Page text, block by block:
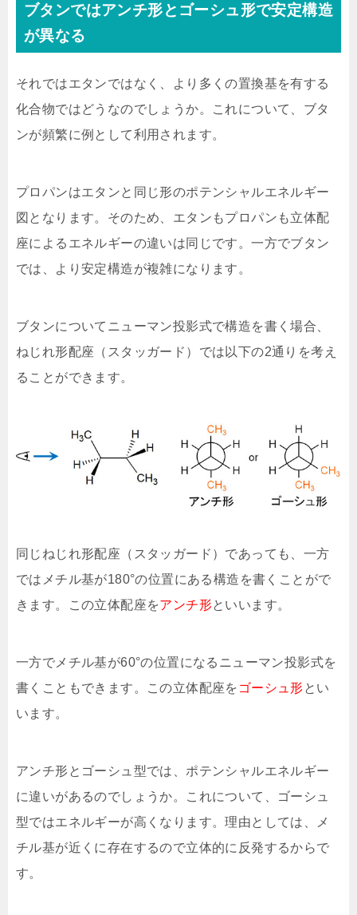
ブタンではアンチ形とゴーシュ形で安定構造
が異なる
それではエタンではなく、より多くの置換基を有する
化合物ではどうなのでしょうか。これについて、ブタ
ンが頻繁に例として利用されます。
プロパンはエタンと同じ形のポテンシャルエネルギー
図となります。そのため、エタンもプロパンも立体配
座によるエネルギーの違いは同じです。一方でブタン
では、より安定構造が複雑になります。
ブタンについてニューマン投影式で構造を書く場合、
ねじれ形配座（スタッガード）では以下の2通りを考え
ることができます。
同じねじれ形配座（スタッガード）であっても、一方
ではメチル基が180°の位置にある構造を書くことがで
きます。この立体配座をアンチ形といいます。
一方でメチル基が60°の位置になるニューマン投影式を
書くこともできます。この立体配座を ゴーシュ形とい
います。
アンチ形とゴーシュ型では、ポテンシャルエネルギー
に違いがあるのでしょうか。これについて、ゴーシュ
型ではエネルギーが高くなります。理由としては、メ
チル基が近くに存在するので立体的に反発するからで
す。